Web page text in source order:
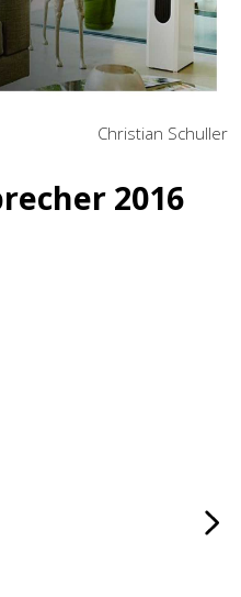
Christian Schuller
2016